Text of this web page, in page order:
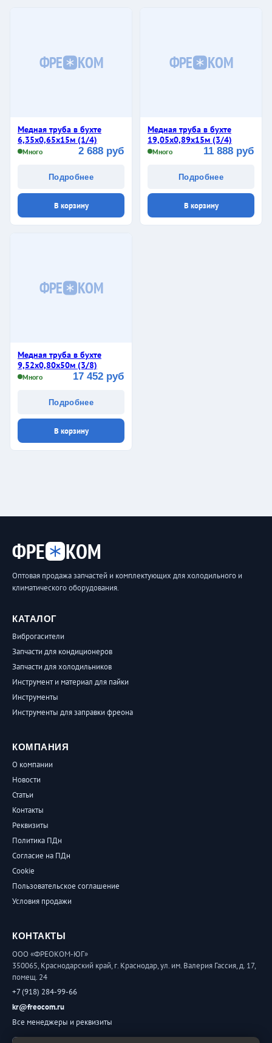
ФРЕ КОМ
Медная труба в бухте
6,35х0,65х15м (1/4)
Много 2 688 руб
Подробнее
В корзину
ФРЕ КОМ
Медная труба в бухте
19,05х0,89х15м (3/4)
Много 11 888 руб
Подробнее
В корзину
ФРЕ КОМ
Медная труба в бухте
9,52х0,80х50м (3/8)
Много 17 452 руб
Подробнее
В корзину
ФРЕ КОМ
Оптовая продажа запчастей и комплектующих для холодильного и
климатического оборудования.
КАТАЛОГ
Виброгасители
Запчасти для кондиционеров
Запчасти для холодильников
Инструмент и материал для пайки
Инструменты
Инструменты для заправки фреона
КОМПАНИЯ
О компании
Новости
Статьи
Контакты
Реквизиты
Политика ПДн
Согласие на ПДн
Cookie
Пользовательское соглашение
Условия продажи
КОНТАКТЫ
ООО «ФРЕОКОМ-ЮГ»
350065, Краснодарский край, г. Краснодар, ул. им. Валерия Гассия, д. 17,
помещ. 24
+7 (918) 284-99-66
kr@freocom.ru
Все менеджеры и реквизиты